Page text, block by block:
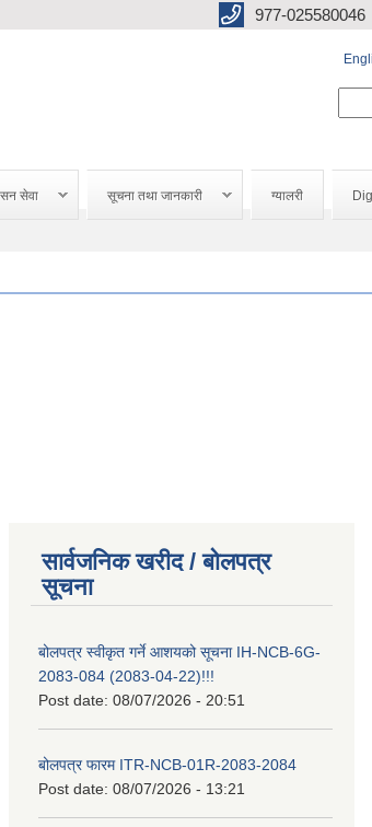
977-025580046
सेवा सूचना तथा जानकारी ग्यालरी
सार्वजनिक खरीद / बोलपत्र
सूचना
बोलपत्र स्वीकृत गर्ने आशयको सूचना IH-NCB-6G-
2083-084 (2083-04-22)!!!
Post date: 08/07/2026 - 20:51
बोलपत्र फारम ITR-NCB-01R-2083-2084
Post date: 08/07/2026 - 13:21